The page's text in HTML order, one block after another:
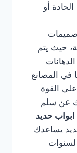
أو
حيث يتم
في المصانع
القوة
عن سلم
حديد
يساعدك